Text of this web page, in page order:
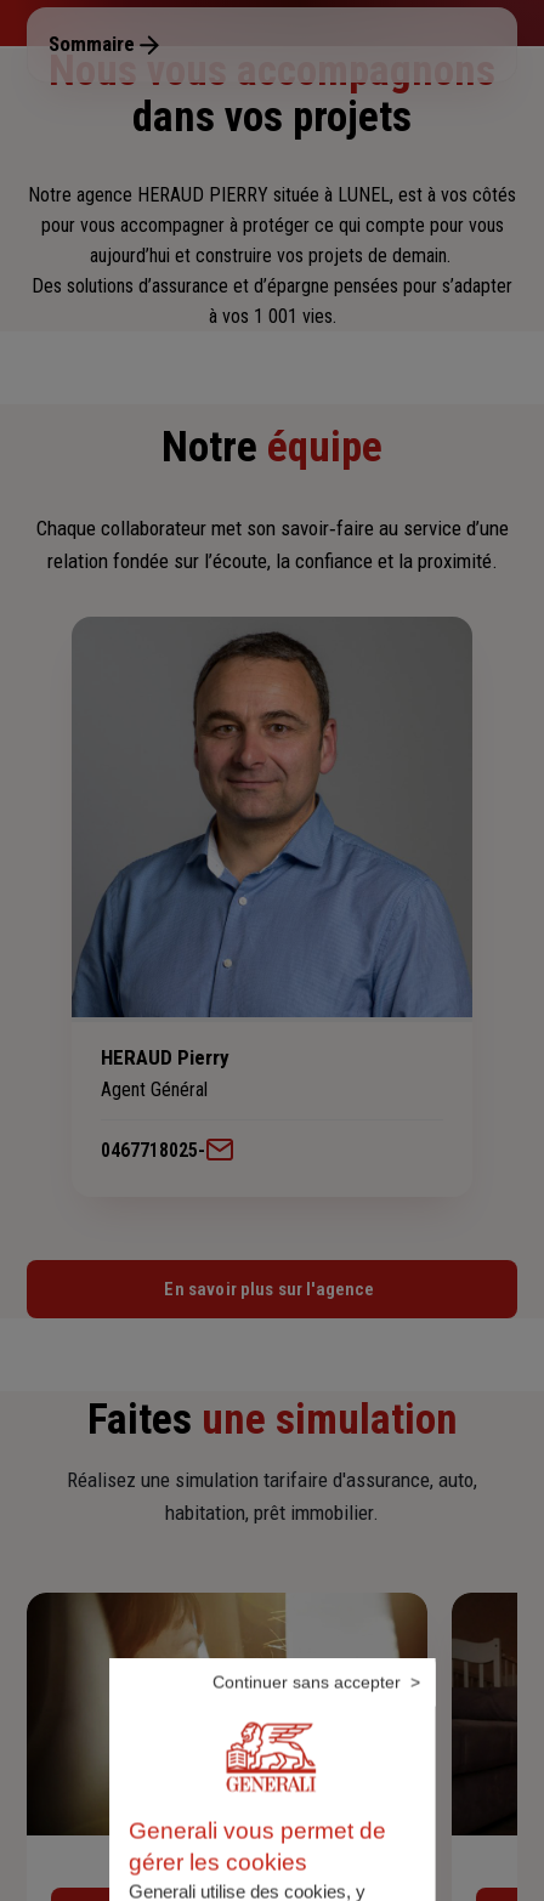
Dimanche : Fermé
Sommaire
Nous vous accompagnons
dans vos projets
Notre agence HERAUD PIERRY située à LUNEL, est à vos côtés
pour vous accompagner à protéger ce qui compte pour vous
aujourd’hui et construire vos projets de demain.
Des solutions d’assurance et d’épargne pensées pour s’adapter
à vos 1 001 vies.
Notre équipe
Chaque collaborateur met son savoir‑faire au service d’une
relation fondée sur l’écoute, la confiance et la proximité.
HERAUD Pierry
Agent Général
0467718025-
En savoir plus sur l'agence
Faites une simulation
Réalisez une simulation tarifaire d'assurance, auto,
habitation, prêt immobilier.
Devis assurance auto
Generali vous permet de
gérer les cookies
Generali utilise des cookies, y
Continuer sans accepter